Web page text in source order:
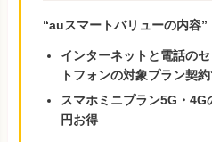
“auスマートバリューの内容”
インターネットと電話の
トフォンの対象プラン契
スマホミニプラン5G・
円お得